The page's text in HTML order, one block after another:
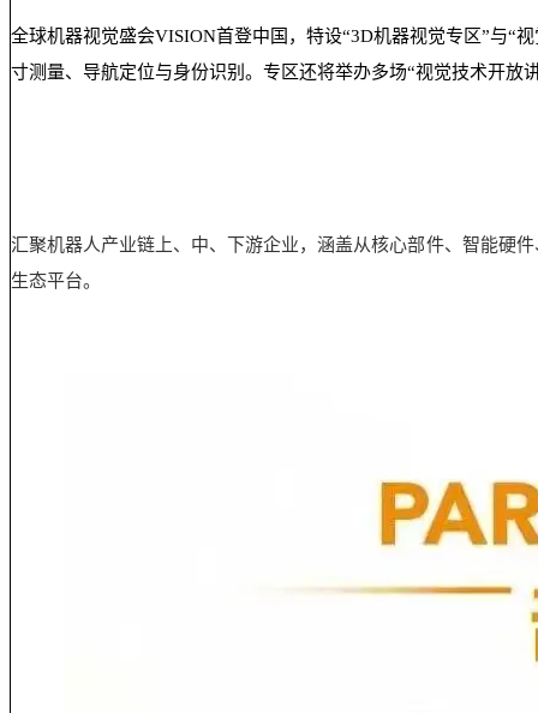
全球机器视觉盛会VISION首登中国，特设“3D机器视觉专区”与“
寸测量、导航定位与身份识别。专区还将举办多场“视觉技术开
汇聚机器人产业链上、中、下游企业，涵盖从核心部件、智能硬
生态平台。